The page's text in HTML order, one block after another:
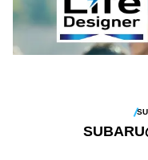
SUBARU